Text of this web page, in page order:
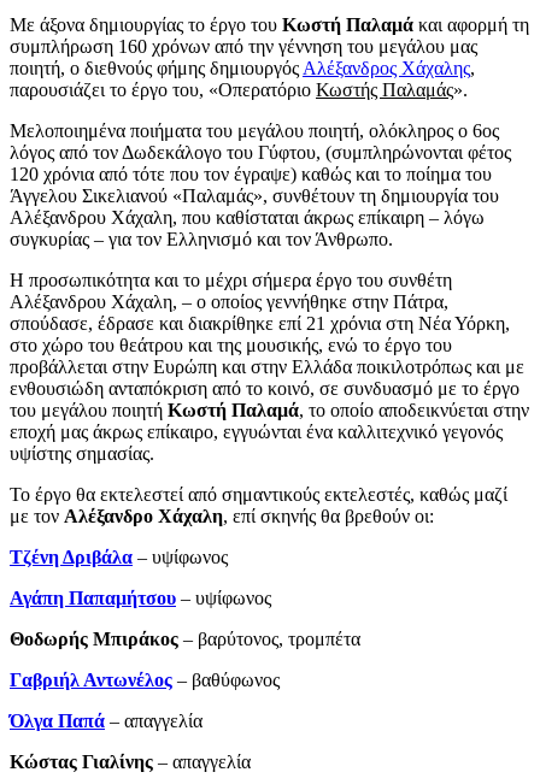
Με άξονα δημιουργίας το έργο του Κωστή Παλαμά και αφορμή τη
συμπλήρωση 160 χρόνων από την γέννηση του μεγάλου μας
ποιητή, ο διεθνούς φήμης δημιουργός Αλέξανδρος Χάχαλης,
παρουσιάζει το έργο του, «Οπερατόριο Κωστής Παλαμάς».
Μελοποιημένα ποιήματα του μεγάλου ποιητή, ολόκληρος ο 6ος
λόγος από τον Δωδεκάλογο του Γύφτου, (συμπληρώνονται φέτος
120 χρόνια από τότε που τον έγραψε) καθώς και το ποίημα του
Άγγελου Σικελιανού «Παλαμάς», συνθέτουν τη δημιουργία του
Αλέξανδρου Χάχαλη, που καθίσταται άκρως επίκαιρη – λόγω
συγκυρίας – για τον Ελληνισμό και τον Άνθρωπο.
Η προσωπικότητα και το μέχρι σήμερα έργο του συνθέτη
Αλέξανδρου Χάχαλη, – ο οποίος γεννήθηκε στην Πάτρα,
σπούδασε, έδρασε και διακρίθηκε επί 21 χρόνια στη Νέα Υόρκη,
στο χώρο του θεάτρου και της μουσικής, ενώ το έργο του
προβάλλεται στην Ευρώπη και στην Ελλάδα ποικιλοτρόπως και με
ενθουσιώδη ανταπόκριση από το κοινό, σε συνδυασμό με το έργο
του μεγάλου ποιητή Κωστή Παλαμά, το οποίο αποδεικνύεται στην
εποχή μας άκρως επίκαιρο, εγγυώνται ένα καλλιτεχνικό γεγονός
υψίστης σημασίας.
Το έργο θα εκτελεστεί από σημαντικούς εκτελεστές, καθώς μαζί
με τον Αλέξανδρο Χάχαλη, επί σκηνής θα βρεθούν οι:
Τζένη Δριβάλα – υψίφωνος
Αγάπη Παπαμήτσου – υψίφωνος
Θοδωρής Μπιράκος – βαρύτονος, τρομπέτα
Γαβριήλ Αντωνέλος – βαθύφωνος
Όλγα Παπά – απαγγελία
Κώστας Γιαλίνης ­– απαγγελία